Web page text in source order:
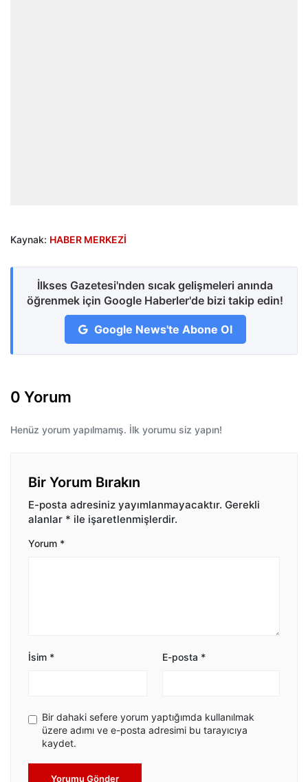
Kaynak: HABER MERKEZİ
İlkses Gazetesi'nden sıcak gelişmeleri anında
öğrenmek için Google Haberler'de bizi takip edin!
Google News'te Abone Ol
0 Yorum
Henüz yorum yapılmamış. İlk yorumu siz yapın!
Bir Yorum Bırakın
E-posta adresiniz yayımlanmayacaktır. Gerekli
alanlar * ile işaretlenmişlerdir.
Yorum *
İsim * E-posta *
Bir dahaki sefere yorum yaptığımda kullanılmak
üzere adımı ve e-posta adresimi bu tarayıcıya
kaydet.
Yorumu Gönder